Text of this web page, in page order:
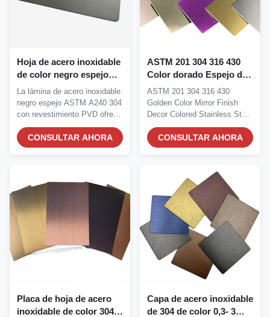
Hoja de acero inoxidable
de color negro espejo
ASTM A240 304 con
revestimiento de iones
de vacío PVD para
decoración de alta gama
La lámina de acero inoxidable
negro espejo ASTM A240 304
con revestimiento PVD ofrece
una...
CONSULTAR AHORA
ASTM 201 304 316 430
Color dorado Espejo de
acabado Decoración de
color de acero inoxidable
de chapa para cocina
ASTM 201 304 316 430
Golden Color Mirror Finish
Decor Colored Stainless Steel
Sheet For Kitchen...
CONSULTAR AHORA
Placa de hoja de acero
inoxidable de color 304
Capa de acero inoxidable
de 304 de color 0,3- 3